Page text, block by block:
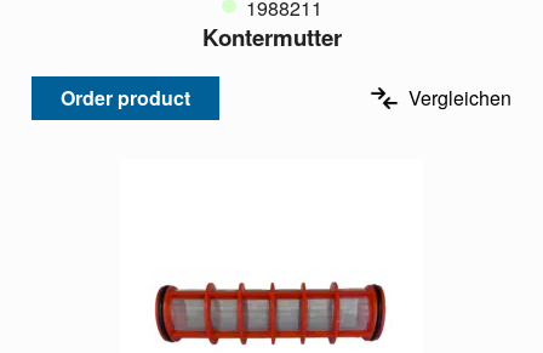
1988211
Kontermutter
Order product Vergleichen